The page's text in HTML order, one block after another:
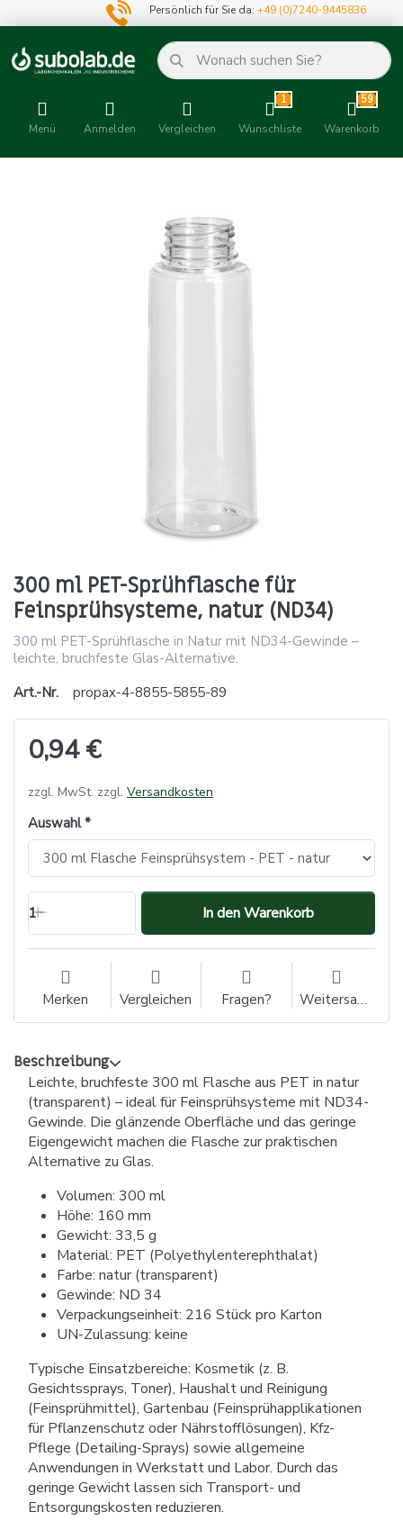
Persönlich für Sie da:+49 (0)7240-9445836
Menü Anmelden Vergleichen
1
Wunschliste
59
Warenkorb
300 ml PET-Sprühflasche für
Feinsprühsysteme, natur (ND34)
300 ml PET-Sprühflasche in Natur mit ND34-Gewinde –
leichte, bruchfeste Glas-Alternative.
Art.-Nr.
propax-4-8855-5855-89
0,94 €
zzgl. MwSt. zzgl. Versandkosten
Auswahl
1 In den Warenkorb
Merken Vergleichen Fragen? Weitersagen
Beschreibung
Leichte, bruchfeste 300 ml Flasche aus PET in natur
(transparent) – ideal für Feinsprühsysteme mit ND34-
Gewinde. Die glänzende Oberfläche und das geringe
Eigengewicht machen die Flasche zur praktischen
Alternative zu Glas.
Volumen: 300 ml
Höhe: 160 mm
Gewicht: 33,5 g
Material: PET (Polyethylenterephthalat)
Farbe: natur (transparent)
Gewinde: ND 34
Verpackungseinheit: 216 Stück pro Karton
UN-Zulassung: keine
Typische Einsatzbereiche: Kosmetik (z. B.
Gesichtssprays, Toner), Haushalt und Reinigung
(Feinsprühmittel), Gartenbau (Feinsprühapplikationen
für Pflanzenschutz oder Nährstofflösungen), Kfz-
Pflege (Detailing-Sprays) sowie allgemeine
Anwendungen in Werkstatt und Labor. Durch das
geringe Gewicht lassen sich Transport- und
Entsorgungskosten reduzieren.